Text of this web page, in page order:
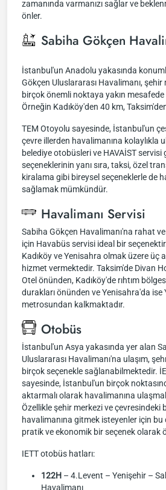
zamanında varmanızı sağlar ve
önler.
Sabiha Gökçen
İstanbul'un Anadolu yakasında
Gökçen Uluslararası Havalimanı, şehir
birçok önemli noktaya yakın
Örneğin Kadıköy'den 40 km,
TEM Otoyolu sayesinde, İstanbul'un
çevre illerden havalimanına kolaylıkla
belediye otobüsleri ve HAVAİST servisi
seçeneklerinin yanı sıra, taksi, özel
kiralama gibi bireysel seçeneklerle de
sağlamak mümkündür.
Havalimanı Servisi
Sabiha Gökçen Havalimanı'na rahat ve
için Havabüs servisi ideal bir
Kadıköy ve Yenisahra olmak üzere üç
hizmet vermektedir. Taksim'de Divan
Otel önünden, Kadıköy'de rıhtım
durakları önünden ve Yenisahra'da ise
metrosundan kalkmaktadır.
Otobüs
İstanbul'un Asya yakasında yer alan
Uluslararası Havalimanı'na ulaşım,
birçok seçenekle sağlanabilmektedir.
sayesinde, İstanbul'un birçok
aktarmalı olarak havalimanına
Özellikle şehir merkezi ve çevresindeki
havalimanına gitmek isteyenler için
pratik ve ekonomik bir seçenek olarak
IETT otobüs hatları:
122H – 4.Levent – Yenişehir –
Havalimanı